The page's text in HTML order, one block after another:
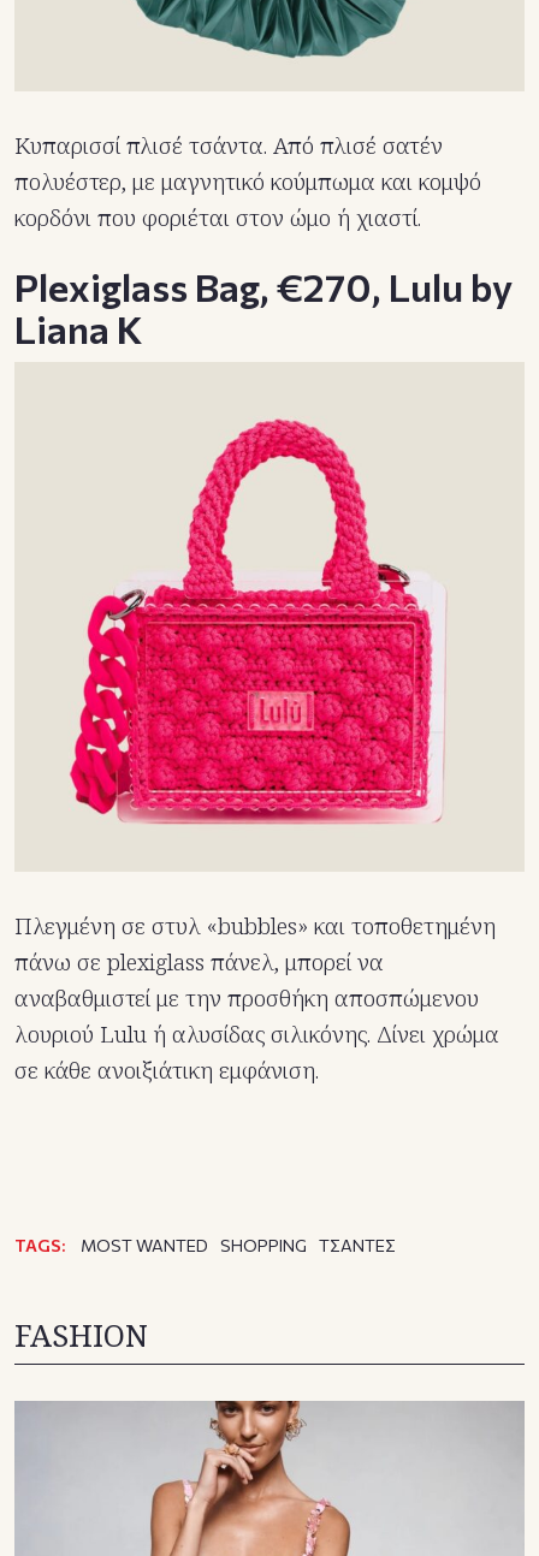
Kυπαρισσί πλισέ τσάντα. Από πλισέ σατέν
πολυέστερ, με μαγνητικό κούμπωμα και κομψό
κορδόνι που φοριέται στον ώμο ή χιαστί.
Plexiglass Bag, €270, Lulu by
Liana K
Πλεγμένη σε στυλ «bubbles» και τοποθετημένη
πάνω σε plexiglass πάνελ, μπορεί να
αναβαθμιστεί με την προσθήκη αποσπώμενου
λουριού Lulu ή αλυσίδας σιλικόνης. Δίνει χρώμα
σε κάθε ανοιξιάτικη εμφάνιση.
TAGS: MOST WANTED SHOPPING ΤΣΑΝΤΕΣ
FASHION